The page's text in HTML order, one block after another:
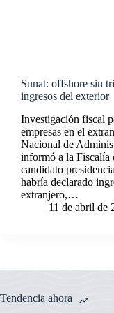
Sunat: offshore sin
ingresos del exterior
Investigación fiscal
empresas en el
Nacional de
informó a la Fiscalía
candidato
habría declarado
extranjero,…
11 de abril de
Tendencia ahora